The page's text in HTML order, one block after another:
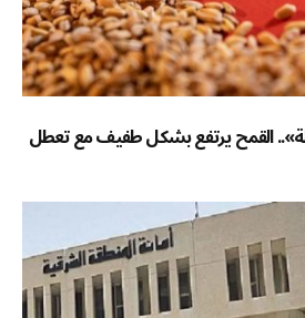
القمح يرتفع بشكل طفيف مع تعطل